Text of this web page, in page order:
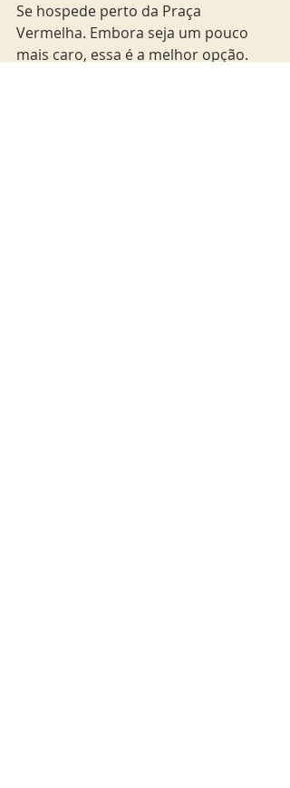
Se hospede perto da Praça
Vermelha. Embora seja um pouco
mais caro, essa é a melhor opção.